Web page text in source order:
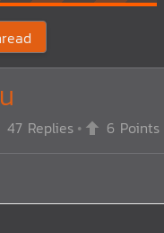
47 Replies 6 Points